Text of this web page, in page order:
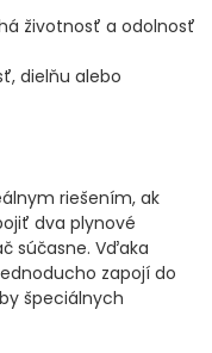
životnosť a odolnosť
dielňu alebo
riešením, ak
dva plynové
súčasne. Vďaka
zapojí do
špeciálnych